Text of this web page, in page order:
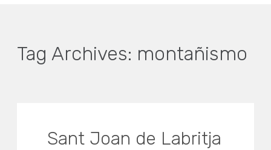
Tag Archives: montañismo
Sant Joan de Labritja